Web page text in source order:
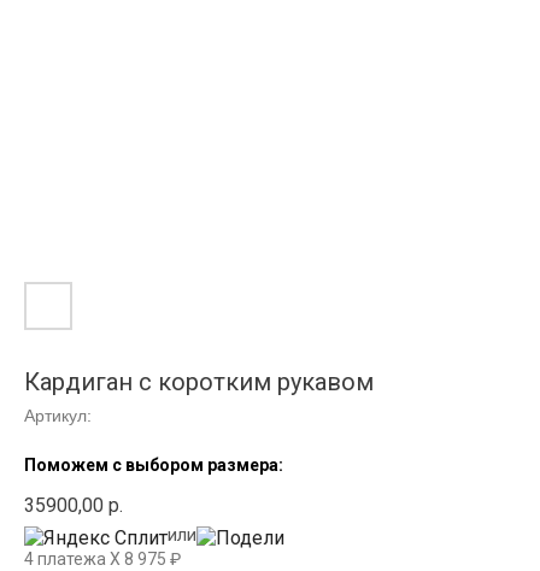
Кардиган с коротким рукавом
Артикул:
Поможем с выбором размера:
35900,00 р.
или
4 платежа X 8 975 ₽